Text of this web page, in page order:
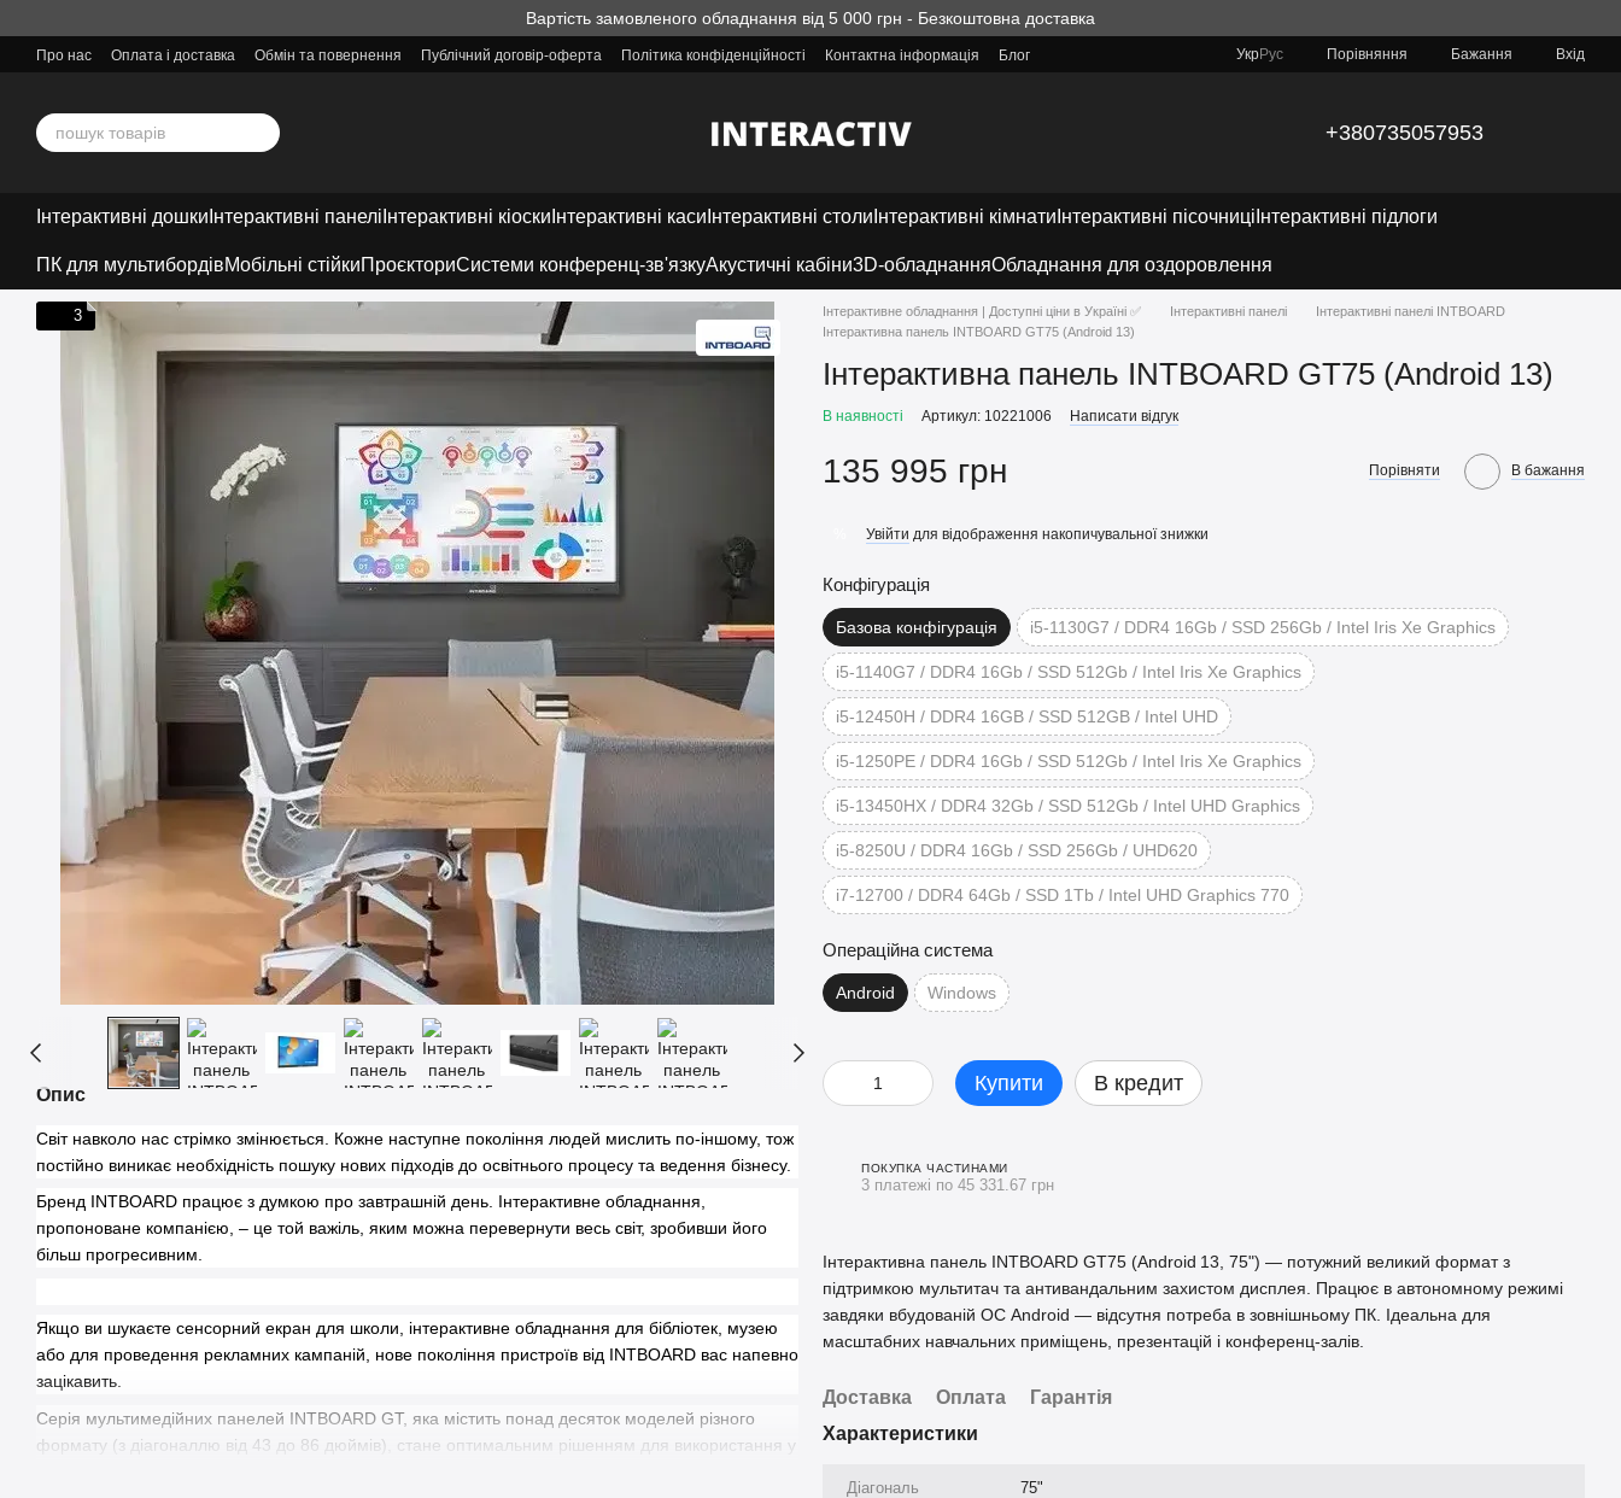
Вартість замовленого обладнання від 5 000 грн - Безкоштовна доставка
Про нас Оплата і доставка Обмін та повернення Публічний договір-оферта Політика конфіденційності Контактна інформація Блог УкрРус Порівняння Бажання Вхід
+380735057953
Інтерактивні дошки Інтерактивні панелі Інтерактивні кіоски Інтерактивні каси Інтерактивні столи Інтерактивні кімнати Інтерактивні пісочниці Інтерактивні підлоги
ПК для мультибордівМобільні стійкиПроєкториСистеми конференц-зв'язкуАкустичні кабіни3D-обладнанняОбладнання для оздоровлення
3
Опис
Світ навколо нас стрімко змінюється. Кожне наступне покоління людей мислить по-іншому, тож
постійно виникає необхідність пошуку нових підходів до освітнього процесу та ведення бізнесу.
Бренд INTBOARD працює з думкою про завтрашній день. Інтерактивне обладнання,
пропоноване компанією, – це той важіль, яким можна перевернути весь світ, зробивши його
більш прогресивним.
Якщо ви шукаєте сенсорний екран для школи, інтерактивне обладнання для бібліотек, музею
або для проведення рекламних кампаній, нове покоління пристроїв від INTBOARD вас напевно
зацікавить.
Серія мультимедійних панелей INTBOARD GT, яка містить понад десяток моделей різного
формату (з діагоналлю від 43 до 86 дюймів), стане оптимальним рішенням для використання у
Інтерактивне обладнання | Доступні ціни в Україні ✅ Інтерактивні панелі
Інтерактивні панелі INTBOARD
Інтерактивна панель INTBOARD GT75 (Android 13)
Інтерактивна панель INTBOARD GT75 (Android 13)
В наявності Артикул: 10221006 Написати відгук
135 995 грн Порівняти В бажання
Увійти для відображення накопичувальної знижки
Конфігурація
Базова конфігурація i5-1130G7 / DDR4 16Gb / SSD 256Gb / Intel Iris Xe Graphics
i5-1140G7 / DDR4 16Gb / SSD 512Gb / Intel Iris Xe Graphics
i5-12450H / DDR4 16GB / SSD 512GB / Intel UHD
i5-1250PE / DDR4 16Gb / SSD 512Gb / Intel Iris Xe Graphics
i5-13450HX / DDR4 32Gb / SSD 512Gb / Intel UHD Graphics
i5-8250U / DDR4 16Gb / SSD 256Gb / UHD620
i7-12700 / DDR4 64Gb / SSD 1Tb / Intel UHD Graphics 770
Операційна система
Android Windows
Купити В кредит
ПОКУПКА ЧАСТИНАМИ
3 платежі по 45 331.67 грн
Інтерактивна панель INTBOARD GT75 (Android 13, 75") — потужний великий формат з
підтримкою мультитач та антивандальним захистом дисплея. Працює в автономному режимі
завдяки вбудованій ОС Android — відсутня потреба в зовнішньому ПК. Ідеальна для
масштабних навчальних приміщень, презентацій і конференц-залів.
Доставка Оплата
Гарантія
Характеристики
Діагональ 75"